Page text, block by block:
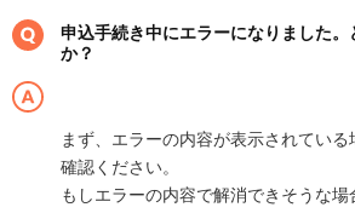
申込手続き中にエラーになりました
か？
まず、エラーの内容が表示されてい
確認ください。
もしエラーの内容で解消できそうな